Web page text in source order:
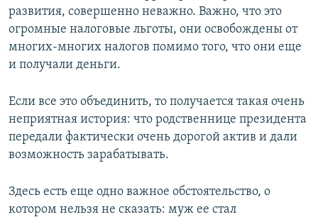
развития, совершенно неважно. Важно, что это
огромные налоговые льготы, они освобождены от
многих-многих налогов помимо того, что они еще
и получали деньги.
Если все это объединить, то получается такая очень
неприятная история: что родственнице президента
передали фактически очень дорогой актив и дали
возможность зарабатывать.
Здесь есть еще одно важное обстоятельство, о
котором нельзя не сказать: муж ее стал